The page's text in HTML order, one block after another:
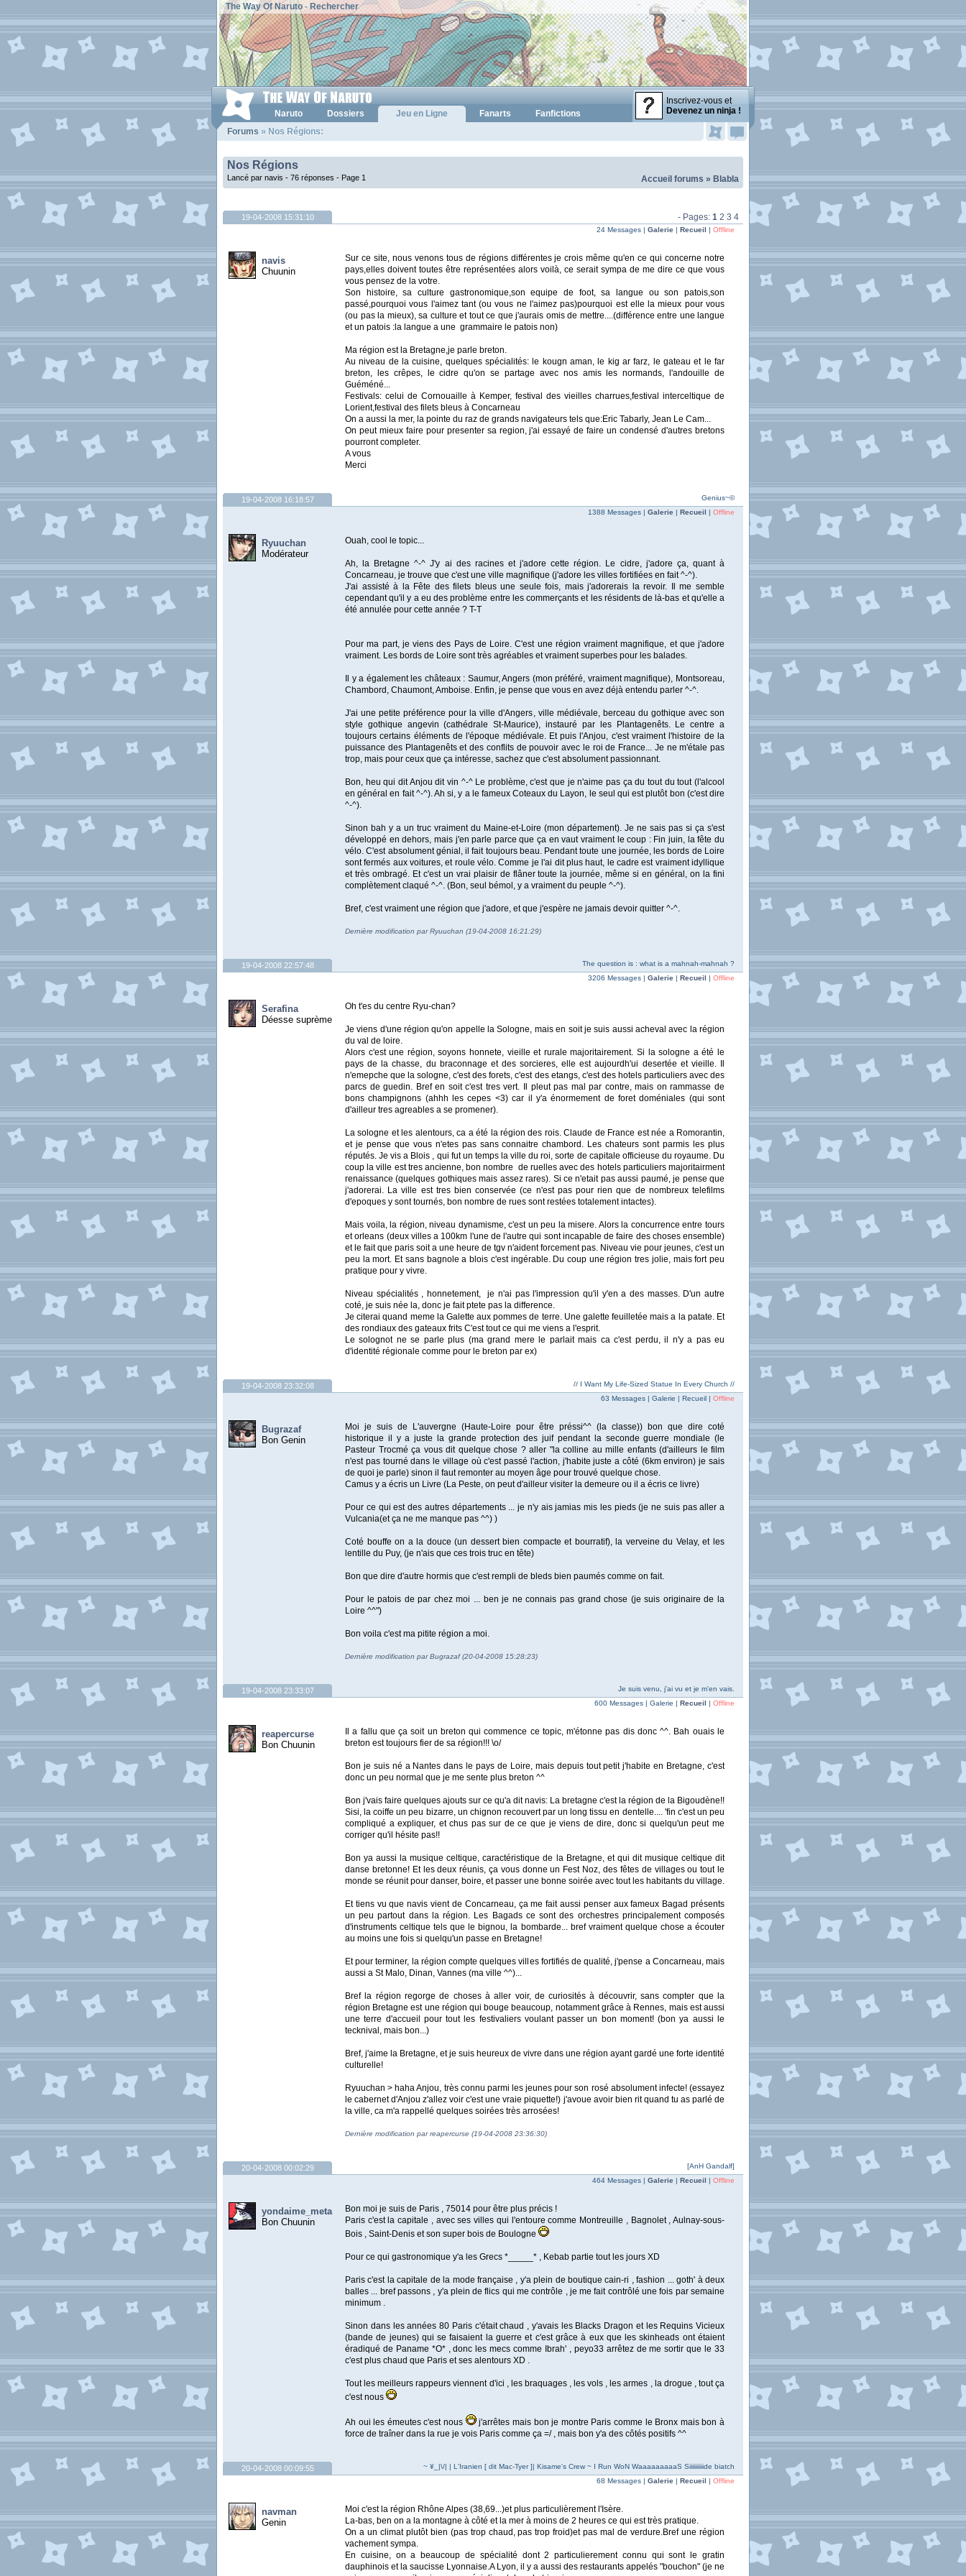
The Way Of Naruto- Rechercher
Inscrivez-vous et
Devenez un ninja !
Naruto Dossiers Jeu en Ligne Fanarts
Fanfictions
Forums » Nos Régions:
Nos Régions
Accueil forums » Blabla
Lancé par navis - 76 réponses - Page 1
- Pages: 1 2 3 4
19-04-2008 15:31:10
navis
Chuunin
24 Messages | Galerie | Recueil | Offline
Sur ce site, nous venons tous de régions différentes je crois même qu'en ce qui concerne notre
pays,elles doivent toutes être représentées alors voilà, ce serait sympa de me dire ce que vous
vous pensez de la votre.
Son histoire, sa culture gastronomique,son equipe de foot, sa langue ou son patois,son
passé,pourquoi vous l'aimez tant (ou vous ne l'aimez pas)pourquoi est elle la mieux pour vous
(ou pas la mieux), sa culture et tout ce que j'aurais omis de mettre....(différence entre une langue
et un patois :la langue a une grammaire le patois non)
Ma région est la Bretagne,je parle breton.
Au niveau de la cuisine, quelques spécialités: le kougn aman, le kig ar farz, le gateau et le far
breton, les crêpes, le cidre qu'on se partage avec nos amis les normands, l'andouille de
Guéméné...
Festivals: celui de Cornouaille à Kemper, festival des vieilles charrues,festival interceltique de
Lorient,festival des filets bleus à Concarneau
On a aussi la mer, la pointe du raz de grands navigateurs tels que:Eric Tabarly, Jean Le Cam...
On peut mieux faire pour presenter sa region, j'ai essayé de faire un condensé d'autres bretons
pourront completer.
A vous
Merci
Genius~©
19-04-2008 16:18:57
Ryuuchan
Modérateur
1388 Messages | Galerie | Recueil | Offline
Ouah, cool le topic...
Ah, la Bretagne ^-^ J'y ai des racines et j'adore cette région. Le cidre, j'adore ça, quant à
Concarneau, je trouve que c'est une ville magnifique (j'adore les villes fortifiées en fait ^-^).
J'ai assisté à la Fête des filets bleus une seule fois, mais j'adorerais la revoir. Il me semble
cependant qu'il y a eu des problème entre les commerçants et les résidents de là-bas et qu'elle a
été annulée pour cette année ? T-T
Pour ma part, je viens des Pays de Loire. C'est une région vraiment magnifique, et que j'adore
vraiment. Les bords de Loire sont très agréables et vraiment superbes pour les balades.
Il y a également les châteaux : Saumur, Angers (mon préféré, vraiment magnifique), Montsoreau,
Chambord, Chaumont, Amboise. Enfin, je pense que vous en avez déjà entendu parler ^-^.
J'ai une petite préférence pour la ville d'Angers, ville médiévale, berceau du gothique avec son
style gothique angevin (cathédrale St-Maurice), instauré par les Plantagenêts. Le centre a
toujours certains éléments de l'époque médiévale. Et puis l'Anjou, c'est vraiment l'histoire de la
puissance des Plantagenêts et des conflits de pouvoir avec le roi de France... Je ne m'étale pas
trop, mais pour ceux que ça intéresse, sachez que c'est absolument passionnant.
Bon, heu qui dit Anjou dit vin ^-^ Le problème, c'est que je n'aime pas ça du tout du tout (l'alcool
en général en fait ^-^). Ah si, y a le fameux Coteaux du Layon, le seul qui est plutôt bon (c'est dire
^-^).
Sinon bah y a un truc vraiment du Maine-et-Loire (mon département). Je ne sais pas si ça s'est
développé en dehors, mais j'en parle parce que ça en vaut vraiment le coup : Fin juin, la fête du
vélo. C'est absolument génial, il fait toujours beau. Pendant toute une journée, les bords de Loire
sont fermés aux voitures, et roule vélo. Comme je l'ai dit plus haut, le cadre est vraiment idyllique
et très ombragé. Et c'est un vrai plaisir de flâner toute la journée, même si en général, on la fini
complètement claqué ^-^. (Bon, seul bémol, y a vraiment du peuple ^-^).
Bref, c'est vraiment une région que j'adore, et que j'espère ne jamais devoir quitter ^-^.
Dernière modification par Ryuuchan (19-04-2008 16:21:29)
The question is : what is a mahnah-mahnah ?
19-04-2008 22:57:48
Serafina
Déesse suprème
3206 Messages | Galerie | Recueil | Offline
Oh t'es du centre Ryu-chan?
Je viens d'une région qu'on appelle la Sologne, mais en soit je suis aussi acheval avec la région
du val de loire.
Alors c'est une région, soyons honnete, vieille et rurale majoritairement. Si la sologne a été le
pays de la chasse, du braconnage et des sorcieres, elle est aujourdh'ui desertée et vieille. Il
n'emepche que la sologne, c'est des forets, c'est des etangs, c'est des hotels particuliers avec des
parcs de guedin. Bref en soit c'est tres vert. Il pleut pas mal par contre, mais on rammasse de
bons champignons (ahhh les cepes <3) car il y'a énormement de foret doméniales (qui sont
d'ailleur tres agreables a se promener).
La sologne et les alentours, ca a été la région des rois. Claude de France est née a Romorantin,
et je pense que vous n'etes pas sans connaitre chambord. Les chateurs sont parmis les plus
réputés. Je vis a Blois , qui fut un temps la ville du roi, sorte de capitale officieuse du royaume. Du
coup la ville est tres ancienne, bon nombre de ruelles avec des hotels particuliers majoritairment
renaissance (quelques gothiques mais assez rares). Si ce n'etait pas aussi paumé, je pense que
j'adorerai. La ville est tres bien conservée (ce n'est pas pour rien que de nombreux telefilms
d'epoques y sont tournés, bon nombre de rues sont restées totalement intactes).
Mais voila, la région, niveau dynamisme, c'est un peu la misere. Alors la concurrence entre tours
et orleans (deux villes a 100km l'une de l'autre qui sont incapable de faire des choses ensemble)
et le fait que paris soit a une heure de tgv n'aident forcement pas. Niveau vie pour jeunes, c'est un
peu la mort. Et sans bagnole a blois c'est ingérable. Du coup une région tres jolie, mais fort peu
pratique pour y vivre.
Niveau spécialités , honnetement, je n'ai pas l'impression qu'il y'en a des masses. D'un autre
coté, je suis née la, donc je fait ptete pas la difference.
Je citerai quand meme la Galette aux pommes de terre. Une galette feuilletée mais a la patate. Et
des rondiaux des gateaux frits C'est tout ce qui me viens a l'esprit.
Le solognot ne se parle plus (ma grand mere le parlait mais ca c'est perdu, il n'y a pas eu
d'identité régionale comme pour le breton par ex)
// I Want My Life-Sized Statue In Every Church //
19-04-2008 23:32:08
Bugrazaf
Bon Genin
63 Messages | Galerie | Recueil | Offline
Moi je suis de L'auvergne (Haute-Loire pour être préssi^^ (la classe)) bon que dire coté
historique il y a juste la grande protection des juif pendant la seconde guerre mondiale (le
Pasteur Trocmé ça vous dit quelque chose ? aller "la colline au mille enfants (d'ailleurs le film
n'est pas tourné dans le village où c'est passé l'action, j'habite juste a côté (6km environ) je sais
de quoi je parle) sinon il faut remonter au moyen âge pour trouvé quelque chose.
Camus y a écris un Livre (La Peste, on peut d'ailleur visiter la demeure ou il a écris ce livre)
Pour ce qui est des autres départements ... je n'y ais jamias mis les pieds (je ne suis pas aller a
Vulcania(et ça ne me manque pas ^^) )
Coté bouffe on a la douce (un dessert bien compacte et bourratif), la verveine du Velay, et les
lentille du Puy, (je n'ais que ces trois truc en tête)
Bon que dire d'autre hormis que c'est rempli de bleds bien paumés comme on fait.
Pour le patois de par chez moi ... ben je ne connais pas grand chose (je suis originaire de la
Loire ^^")
Bon voila c'est ma pitite région a moi.
Dernière modification par Bugrazaf (20-04-2008 15:28:23)
Je suis venu, j'ai vu et je m'en vais.
19-04-2008 23:33:07
reapercurse
Bon Chuunin
600 Messages | Galerie | Recueil | Offline
Il a fallu que ça soit un breton qui commence ce topic, m'étonne pas dis donc ^^. Bah ouais le
breton est toujours fier de sa région!!! \o/
Bon je suis né a Nantes dans le pays de Loire, mais depuis tout petit j'habite en Bretagne, c'est
donc un peu normal que je me sente plus breton ^^
Bon j'vais faire quelques ajouts sur ce qu'a dit navis: La bretagne c'est la région de la Bigoudène!!
Sisi, la coiffe un peu bizarre, un chignon recouvert par un long tissu en dentelle.... 'fin c'est un peu
compliqué a expliquer, et chus pas sur de ce que je viens de dire, donc si quelqu'un peut me
corriger qu'il hésite pas!!
Bon ya aussi la musique celtique, caractéristique de la Bretagne, et qui dit musique celtique dit
danse bretonne! Et les deux réunis, ça vous donne un Fest Noz, des fêtes de villages ou tout le
monde se réunit pour danser, boire, et passer une bonne soirée avec tout les habitants du village.
Et tiens vu que navis vient de Concarneau, ça me fait aussi penser aux fameux Bagad présents
un peu partout dans la région. Les Bagads ce sont des orchestres principalement composés
d'instruments celtique tels que le bignou, la bombarde... bref vraiment quelque chose a écouter
au moins une fois si quelqu'un passe en Bretagne!
Et pour terminer, la région compte quelques villes fortifiés de qualité, j'pense a Concarneau, mais
aussi a St Malo, Dinan, Vannes (ma ville ^^)...
Bref la région regorge de choses à aller voir, de curiosités à découvrir, sans compter que la
région Bretagne est une région qui bouge beaucoup, notamment grâce à Rennes, mais est aussi
une terre d'accueil pour tout les festivaliers voulant passer un bon moment! (bon ya aussi le
tecknival, mais bon...)
Bref, j'aime la Bretagne, et je suis heureux de vivre dans une région ayant gardé une forte identité
culturelle!
Ryuuchan > haha Anjou, très connu parmi les jeunes pour son rosé absolument infecte! (essayez
le cabernet d'Anjou z'allez voir c'est une vraie piquette!) j'avoue avoir bien rit quand tu as parlé de
la ville, ca m'a rappellé quelques soirées très arrosées!
Dernière modification par reapercurse (19-04-2008 23:36:30)
[AnH Gandalf]
20-04-2008 00:02:29
yondaime_meta
Bon Chuunin
464 Messages | Galerie | Recueil | Offline
Bon moi je suis de Paris , 75014 pour être plus précis !
Paris c'est la capitale , avec ses villes qui l'entoure comme Montreuille , Bagnolet , Aulnay-sous-
Bois , Saint-Denis et son super bois de Boulogne
Pour ce qui gastronomique y'a les Grecs *_____* , Kebab partie tout les jours XD
Paris c'est la capitale de la mode française , y'a plein de boutique cain-ri , fashion ... goth' à deux
balles ... bref passons , y'a plein de flics qui me contrôle , je me fait contrôlé une fois par semaine
minimum .
Sinon dans les années 80 Paris c'était chaud , y'avais les Blacks Dragon et les Requins Vicieux
(bande de jeunes) qui se faisaient la guerre et c'est grâce à eux que les skinheads ont étaient
éradiqué de Paname *O* , donc les mecs comme Ibrah' , peyo33 arrêtez de me sortir que le 33
c'est plus chaud que Paris et ses alentours XD .
Tout les meilleurs rappeurs viennent d'ici , les braquages , les vols , les armes , la drogue , tout ça
c'est nous
Ah oui les émeutes c'est nous
j'arrêtes mais bon je montre Paris comme le Bronx mais bon à
force de traîner dans la rue je vois Paris comme ça =/ , mais bon y'a des côtés positifs ^^
~ ¥_|\/| | L'Iranien [ dit Mac-Tyer ]| Kisame's Crew ~ I Run WoN WaaaaaaaaaS Siiiiiiiiiide biatch
20-04-2008 00:09:55
navman
Genin
68 Messages | Galerie | Recueil | Offline
Moi c'est la région Rhône Alpes (38,69...)et plus particulièrement l'Isère.
La-bas, ben on a la montagne à côté et la mer à moins de 2 heures ce qui est très pratique.
On a un climat plutôt bien (pas trop chaud, pas trop froid)et pas mal de verdure.Bref une région
vachement sympa.
En cuisine, on a beaucoup de spécialité dont 2 particulierement connu qui sont le gratin
dauphinois et la saucisse Lyonnaise.A Lyon, il y a aussi des restaurants appelés "bouchon" (je ne